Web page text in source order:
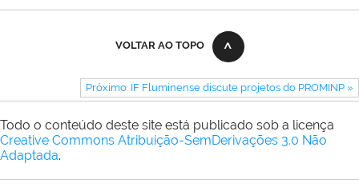
VOLTAR AO TOPO
Próximo: IF Fluminense discute projetos do PROMINP »
Todo o conteúdo deste site está publicado sob a licença
Creative Commons Atribuição-SemDerivações 3.0 Não
Adaptada.